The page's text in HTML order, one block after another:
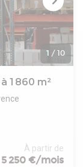
1 / 10
1 860 m²
Le bâtiment
À partir de
5 250 €/mois